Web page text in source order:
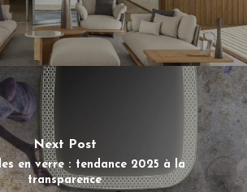
Next Post
en verre : tendance 2025 à la
transparence